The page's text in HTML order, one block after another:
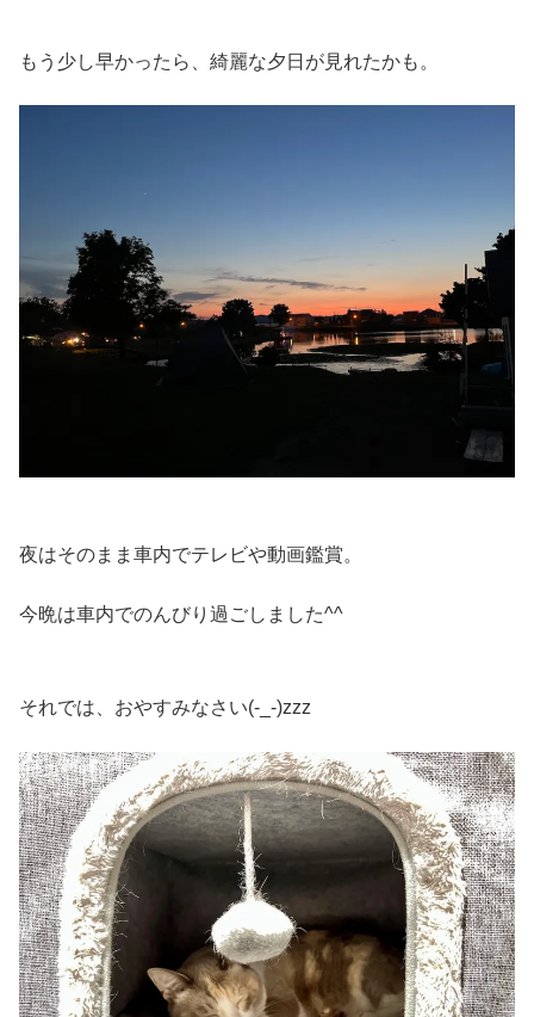
もう少し早かったら、綺麗な夕日が見れたかも。
夜はそのまま車内でテレビや動画鑑賞。
今晩は車内でのんびり過ごしました^^
それでは、おやすみなさい(-_-)zzz